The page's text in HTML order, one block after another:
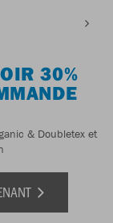
30%
& Doubletex et